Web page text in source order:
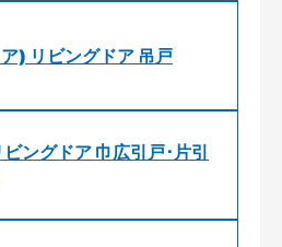
) リビングドア 吊戸
ングドア 巾広引戸･片引